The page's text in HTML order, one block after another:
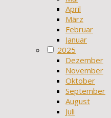
April
März
Februar
Januar
2025
Dezember
November
Oktober
September
August
Juli